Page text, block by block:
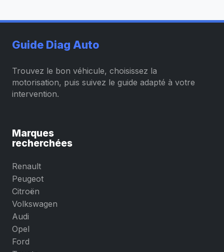
Guide Diag Auto
Trouvez le bon véhicule, choisissez la
motorisation, puis suivez le guide adapté à votre
intervention.
Marques
recherchées
Renault
Peugeot
Citroën
Volkswagen
Audi
Opel
Ford